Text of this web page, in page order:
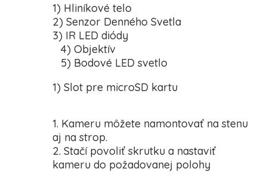
1) Hliníkové telo
2) Senzor Denného Svetla
3) IR LED diódy
4) Objektív
5) Bodové LED svetlo
1) Slot pre microSD kartu
1. Kameru môžete namontovať na stenu
aj na strop.
2. Stačí povoliť skrutku a nastaviť
kameru do požadovanej polohy